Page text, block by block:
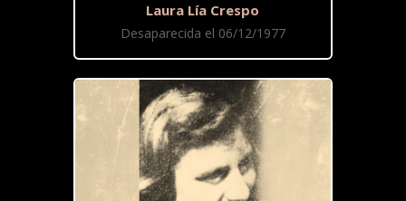
Laura Lía Crespo
Desaparecida el 06/12/1977